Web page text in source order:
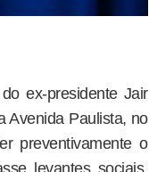
ex-presidente Jair
Avenida Paulista, no
preventivamente o